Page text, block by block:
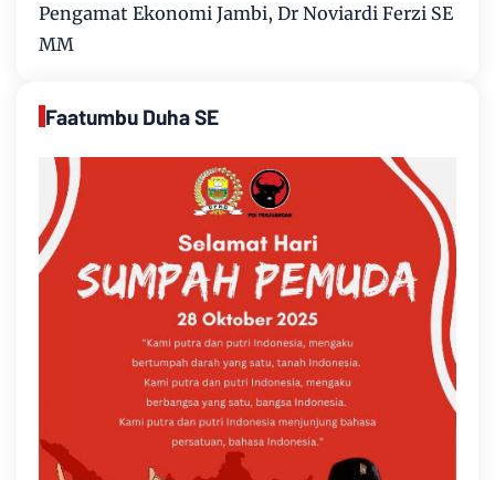
Pengamat Ekonomi Jambi, Dr Noviardi Ferzi SE
MM
Faatumbu Duha SE